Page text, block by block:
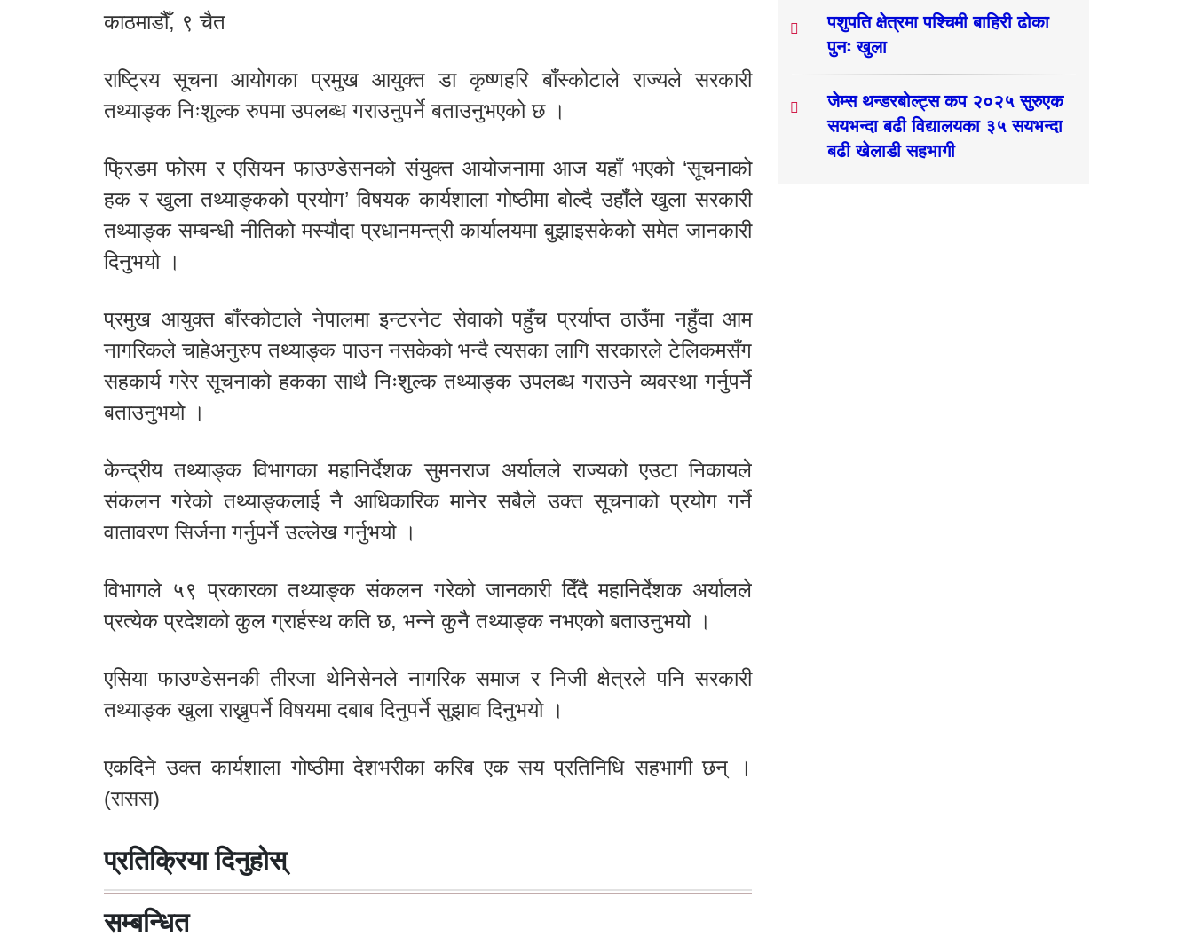
काठमाडौँ, ९ चैत
राष्ट्रिय सूचना आयोगका प्रमुख आयुक्त डा कृष्णहरि बाँस्कोटाले राज्यले सरकारी
तथ्याङ्क निःशुल्क रुपमा उपलब्ध गराउनुपर्ने बताउनुभएको छ ।
फ्रिडम फोरम र एसियन फाउण्डेसनको संयुक्त आयोजनामा आज यहाँ भएको ‘सूचनाको
हक र खुला तथ्याङ्कको प्रयोग’ विषयक कार्यशाला गोष्ठीमा बोल्दै उहाँले खुला सरकारी
तथ्याङ्क सम्बन्धी नीतिको मस्यौदा प्रधानमन्त्री कार्यालयमा बुझाइसकेको समेत जानकारी
दिनुभयो ।
प्रमुख आयुक्त बाँस्कोटाले नेपालमा इन्टरनेट सेवाको पहुँच प्रर्याप्त ठाउँमा नहुँदा आम
नागरिकले चाहेअनुरुप तथ्याङ्क पाउन नसकेको भन्दै त्यसका लागि सरकारले टेलिकमसँग
सहकार्य गरेर सूचनाको हकका साथै निःशुल्क तथ्याङ्क उपलब्ध गराउने व्यवस्था गर्नुपर्ने
बताउनुभयो ।
केन्द्रीय तथ्याङ्क विभागका महानिर्देशक सुमनराज अर्यालले राज्यको एउटा निकायले
संकलन गरेको तथ्याङ्कलाई नै आधिकारिक मानेर सबैले उक्त सूचनाको प्रयोग गर्ने
वातावरण सिर्जना गर्नुपर्ने उल्लेख गर्नुभयो ।
विभागले ५९ प्रकारका तथ्याङ्क संकलन गरेको जानकारी दिँदै महानिर्देशक अर्यालले
प्रत्येक प्रदेशको कुल ग्रार्हस्थ कति छ, भन्ने कुनै तथ्याङ्क नभएको बताउनुभयो ।
एसिया फाउण्डेसनकी तीरजा थेनिसेनले नागरिक समाज र निजी क्षेत्रले पनि सरकारी
तथ्याङ्क खुला राख्नुपर्ने विषयमा दबाब दिनुपर्ने सुझाव दिनुभयो ।
एकदिने उक्त कार्यशाला गोष्ठीमा देशभरीका करिब एक सय प्रतिनिधि सहभागी छन् ।
(रासस)
प्रतिक्रिया दिनुहोस्
सम्बन्धित
पशुपति क्षेत्रमा पश्चिमी बाहिरी ढोका
पुनः खुला
जेम्स थन्डरबोल्ट्स कप २०२५ सुरुएक
सयभन्दा बढी विद्यालयका ३५ सयभन्दा
बढी खेलाडी सहभागी